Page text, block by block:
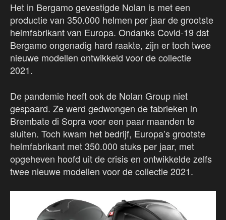
Het in Bergamo gevestigde Nolan is met een
productie van 350.000 helmen per jaar de grootste
helmfabrikant van Europa. Ondanks Covid-19 dat
Bergamo ongenadig hard raakte, zijn er toch twee
nieuwe modellen ontwikkeld voor de collectie
2021.
De pandemie heeft ook de Nolan Group niet
gespaard. Ze werd gedwongen de fabrieken in
Brembate di Sopra voor een paar maanden te
sluiten. Toch kwam het bedrijf, Europa’s grootste
helmfabrikant met 350.000 stuks per jaar, met
opgeheven hoofd uit de crisis en ontwikkelde zelfs
twee nieuwe modellen voor de collectie 2021.